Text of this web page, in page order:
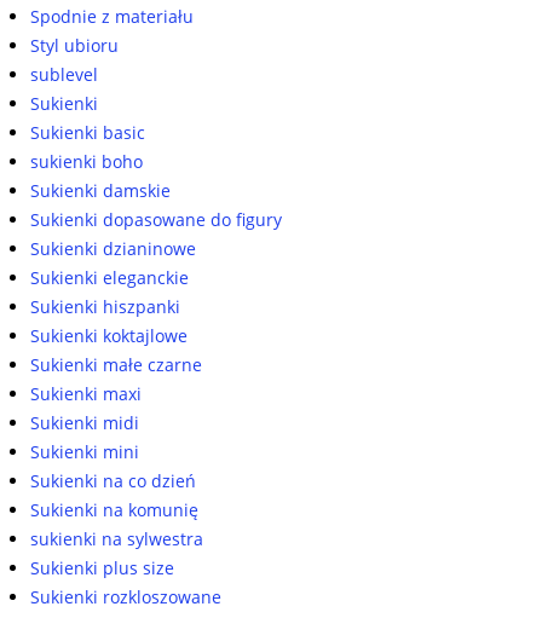
Spodnie z materiału
Styl ubioru
sublevel
Sukienki
Sukienki basic
sukienki boho
Sukienki damskie
Sukienki dopasowane do figury
Sukienki dzianinowe
Sukienki eleganckie
Sukienki hiszpanki
Sukienki koktajlowe
Sukienki małe czarne
Sukienki maxi
Sukienki midi
Sukienki mini
Sukienki na co dzień
Sukienki na komunię
sukienki na sylwestra
Sukienki plus size
Sukienki rozkloszowane